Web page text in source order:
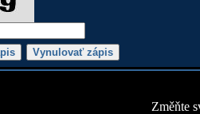
Změňte